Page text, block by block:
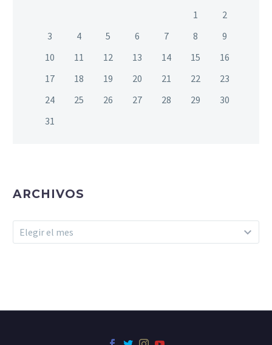
1
2
3
4 5 6 7 8
9
10
11 12 13 14 15
16
17
18 19 20 21 22
23
24
25 26 27 28 29
30
31
ARCHIVOS
Archivos
Elegir el mes